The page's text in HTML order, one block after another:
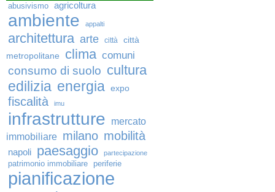
abusivismo agricoltura
ambiente appalti
architettura arte città
città
metropolitane
clima comuni
consumo di suolo cultura
edilizia energia expo
fiscalità imu
infrastrutture
mercato
immobiliare milano mobilità
napoli paesaggio partecipazione
patrimonio immobiliare periferie
pianificazione